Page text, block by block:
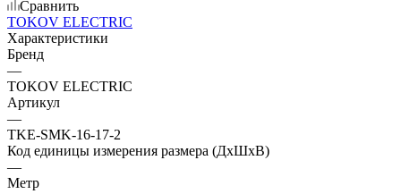
Сравнить
TOKOV ELECTRIC
Характеристики
Бренд
—
TOKOV ELECTRIC
Артикул
—
TKE-SMK-16-17-2
Код единицы измерения размера (ДхШхВ)
—
Метр